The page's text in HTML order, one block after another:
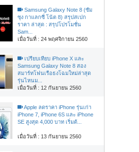
Samsung Galaxy Note 8 (ซัม
ซุง กาแลกซี่ โน้ต 8) สรุปสเปก
ราคา ล่าสุด : สรุปโปรโมชั่น
Sam...
เมื่อวันที่ : 24 พฤศจิกายน 2560
เปรียบเทียบ iPhone X และ
Samsung Galaxy Note 8 สอง
สมาร์ทโฟนเรือธงโฉมใหม่ล่าสุด
รุ่นไหนม...
เมื่อวันที่ : 12 กันยายน 2560
Apple ลดราคา iPhone รุ่นเก่า
iPhone 7, iPhone 6S และ iPhone
SE สูงสุด 4,000 บาท เริ่มต้...
เมื่อวันที่ : 13 กันยายน 2560